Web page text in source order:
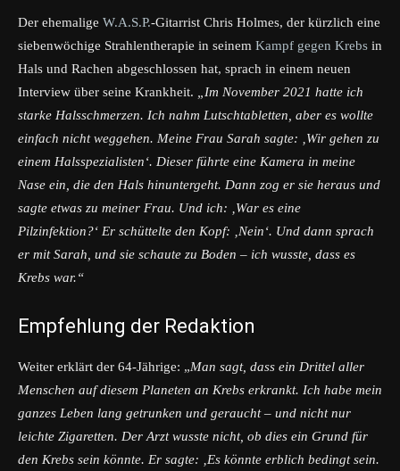
Der ehemalige W.A.S.P.-Gitarrist Chris Holmes, der kürzlich eine
siebenwöchige Strahlentherapie in seinem Kampf gegen Krebs in
Hals und Rachen abgeschlossen hat, sprach in einem neuen
Interview über seine Krankheit.
„Im November 2021 hatte ich
starke Halsschmerzen. Ich nahm Lutschtabletten, aber es wollte
einfach nicht weggehen. Meine Frau Sarah sagte: ‚Wir gehen zu
einem Halsspezialisten‘. Dieser führte eine Kamera in meine
Nase ein, die den Hals hinuntergeht. Dann zog er sie heraus und
sagte etwas zu meiner Frau. Und ich: ‚War es eine
Pilzinfektion?‘ Er schüttelte den Kopf: ‚Nein‘. Und dann sprach
er mit Sarah, und sie schaute zu Boden – ich wusste, dass es
Krebs war.“
Empfehlung der Redaktion
Weiter erklärt der 64-Jährige: „Man sagt, dass ein Drittel aller
Menschen auf diesem Planeten an Krebs erkrankt. Ich habe mein
ganzes Leben lang getrunken und geraucht – und nicht nur
leichte Zigaretten. Der Arzt wusste nicht, ob dies ein Grund für
den Krebs sein könnte. Er sagte: ‚Es könnte erblich bedingt sein.